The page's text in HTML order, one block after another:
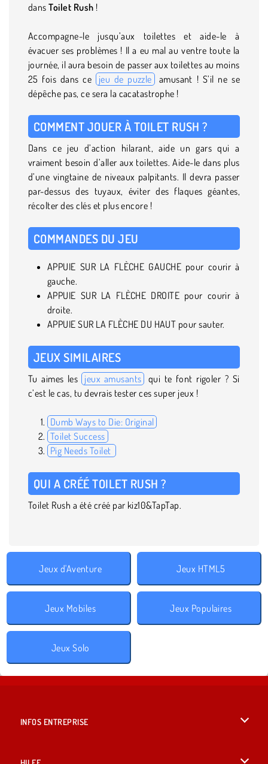
dansToilet Rush !
Accompagne-le jusqu’aux toilettes et aide-le à
évacuer ses problèmes ! Il a eu mal au ventre toute la
journée, il aura besoin de passer aux toilettes au moins
25 fois dans ce
jeu de puzzle amusant ! S’il ne se
dépêche pas, ce sera la cacatastrophe !
COMMENT JOUER À TOILET RUSH ?
Dans ce jeu d’action hilarant, aide un gars qui a
vraiment besoin d’aller aux toilettes. Aide-le dans plus
d’une vingtaine de niveaux palpitants. Il devra passer
par-dessus des tuyaux, éviter des flaques géantes,
récolter des clés et plus encore !
COMMANDES DU JEU
APPUIE SUR LA FLÈCHE GAUCHE pour courir à
gauche.
APPUIE SUR LA FLÈCHE DROITE pour courir à
droite.
APPUIE SUR LA FLÈCHE DU HAUT pour sauter.
JEUX SIMILAIRES
Tu aimes les jeux amusants qui te font rigoler ? Si
c’est le cas, tu devrais tester ces super jeux !
Dumb Ways to Die: Original
Toilet Success
Pig Needs Toilet
QUI A CRÉÉ TOILET RUSH ?
Toilet Rush a été créé par kiz10&TapTap.
Jeux d'Aventure Jeux HTML5
Jeux Mobiles Jeux Populaires
Jeux Solo
INFOS ENTREPRISE